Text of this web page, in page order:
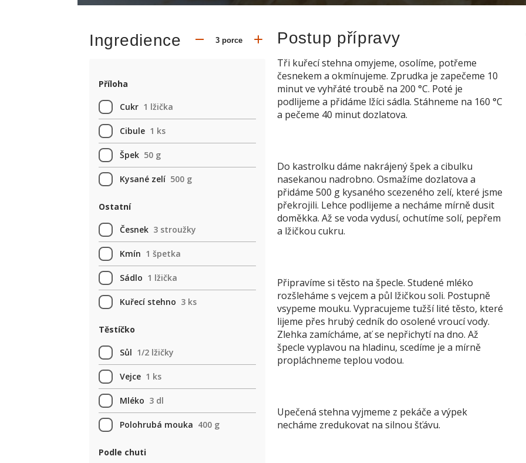
Ingredience
Příloha
Cukr 1 lžička
Cibule 1 ks
Špek 50 g
Kysané zelí 500 g
Ostatní
Česnek 3 stroužky
Kmín 1 špetka
Sádlo 1 lžička
Kuřecí stehno 3 ks
Těstíčko
Sůl 1/2 lžičky
Vejce 1 ks
Mléko 3 dl
Polohrubá mouka 400 g
Podle chuti
Postup přípravy
Tři kuřecí stehna omyjeme, osolíme, potřeme
česnekem a okmínujeme. Zprudka je zapečeme 10
minut ve vyhřáté troubě na 200 °C. Poté je
podlijeme a přidáme lžíci sádla. Stáhneme na 160 °C
a pečeme 40 minut dozlatova.
Do kastrolku dáme nakrájený špek a cibulku
nasekanou nadrobno. Osmažíme dozlatova a
přidáme 500 g kysaného scezeného zelí, které jsme
překrojili. Lehce podlijeme a necháme mírně dusit
doměkka. Až se voda vydusí, ochutíme solí, pepřem
a lžičkou cukru.
Připravíme si těsto na špecle. Studené mléko
rozšleháme s vejcem a půl lžičkou soli. Postupně
vsypeme mouku. Vypracujeme tužší lité těsto, které
lijeme přes hrubý cedník do osolené vroucí vody.
Zlehka zamícháme, ať se nepřichytí na dno. Až
špecle vyplavou na hladinu, scedíme je a mírně
propláchneme teplou vodou.
Upečená stehna vyjmeme z pekáče a výpek
necháme zredukovat na silnou šťávu.